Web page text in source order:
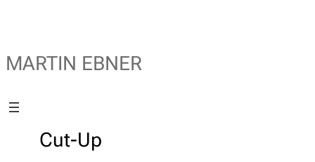
MARTIN EBNER
Cut-Up